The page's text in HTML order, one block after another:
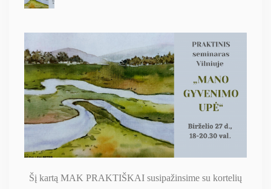
Šį kartą MAK PRAKTIŠKAI susipažinsime su kortelių